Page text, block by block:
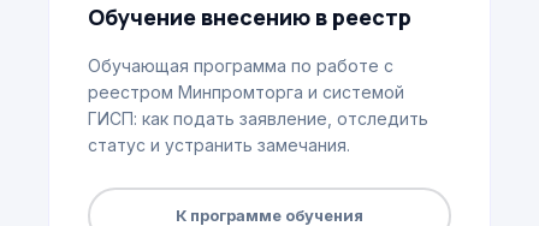
Обучение внесению в реестр
Обучающая программа по работе с
реестром Минпромторга и системой
ГИСП: как подать заявление, отследить
статус и устранить замечания.
К программе обучения